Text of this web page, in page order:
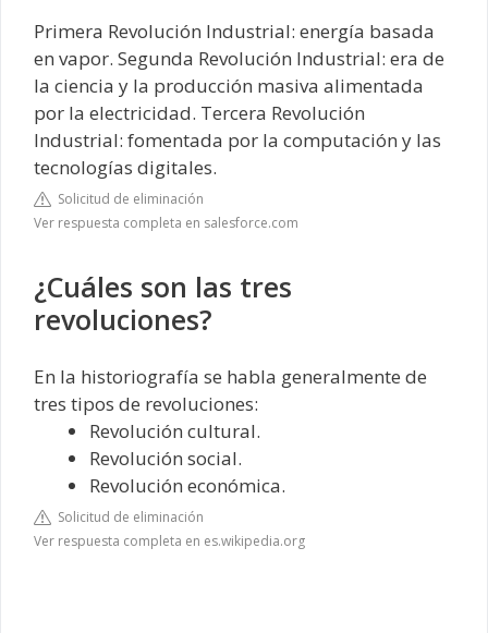
Primera Revolución Industrial: energía basada
en vapor. Segunda Revolución Industrial: era de
la ciencia y la producción masiva alimentada
por la electricidad. Tercera Revolución
Industrial: fomentada por la computación y las
tecnologías digitales.
Solicitud de eliminación
Ver respuesta completa en salesforce.com
¿Cuáles son las tres
revoluciones?
En la historiografía se habla generalmente de
tres tipos de revoluciones:
Revolución cultural.
Revolución social.
Revolución económica.
Solicitud de eliminación
Ver respuesta completa en es.wikipedia.org